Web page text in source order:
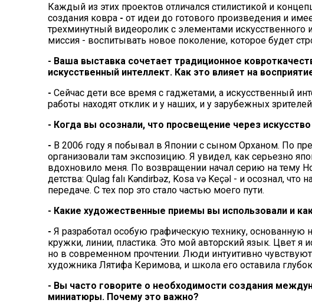
Каждый из этих проектов отличался стилистикой и
создания ковра - от идеи до готового произведения и
трехминутный видеоролик с элементами искусственного
миссия - воспитывать новое поколение, которое будет
- Ваша выставка сочетает традиционное
искусственный интеллект. Как это влияет на
- Сейчас дети все время с гаджетами, а искусственный
работы находят отклик и у наших, и у зарубежных
- Когда вы осознали, что просвещение через
- В 2006 году я побывал в Японии с сыном Орханом. По
организовали там экспозицию. Я увидел, как серьезно
вдохновило меня. По возвращении начал серию на тему
детства: Qulag falı Kəndirbəz, Kosa və Keçəl - и осознал, что
передаче. С тех пор это стало частью моего пути.
- Какие художественные приемы вы использовали и
- Я разработал особую графическую технику, основанную
кружки, линии, пластика. Это мой авторский язык. Цвет я
но в современном прочтении. Люди интуитивно
художника Лятифа Керимова, и школа его оставила
- Вы часто говорите о необходимости создания
миниатюры. Почему это важно?